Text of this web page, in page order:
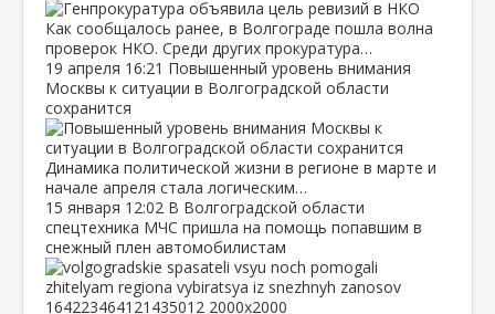
Как сообщалось ранее, в Волгограде пошла волна
проверок НКО. Среди других прокуратура…
19 апреля 16:21 Повышенный уровень внимания
Москвы к ситуации в Волгоградской области
сохранится
Динамика политической жизни в регионе в марте и
начале апреля стала логическим…
15 января 12:02 В Волгоградской области
спецтехника МЧС пришла на помощь попавшим в
снежный плен автомобилистам